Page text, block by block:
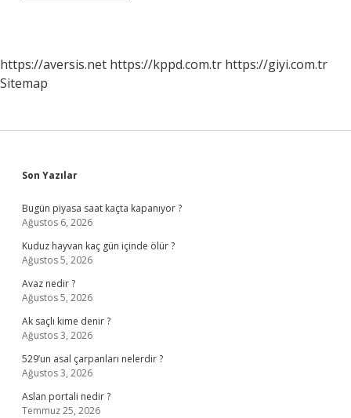
https://aversis.net https://kppd.com.tr https://giyi.com.tr
Sitemap
Sidebar
Son Yazılar
Bugün piyasa saat kaçta kapanıyor ?
Ağustos 6, 2026
Kuduz hayvan kaç gün içinde ölür ?
Ağustos 5, 2026
Avaz nedir ?
Ağustos 5, 2026
Ak saçlı kime denir ?
Ağustos 3, 2026
529’un asal çarpanları nelerdir ?
Ağustos 3, 2026
Aslan portali nedir ?
Temmuz 25, 2026